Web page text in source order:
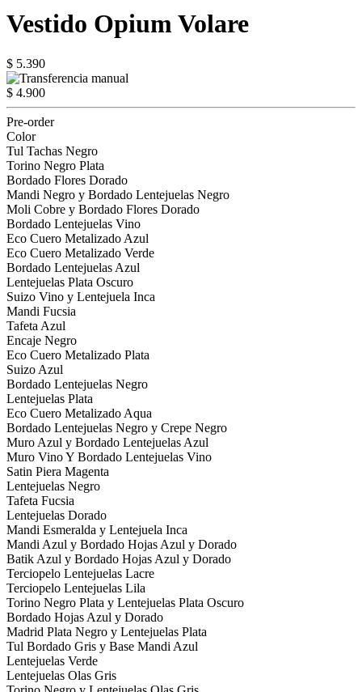
Vestido Opium Volare
$ 5.390
$ 4.900
Pre-order
Color
Tul Tachas Negro
Torino Negro Plata
Bordado Flores Dorado
Mandi Negro y Bordado Lentejuelas Negro
Moli Cobre y Bordado Flores Dorado
Bordado Lentejuelas Vino
Eco Cuero Metalizado Azul
Eco Cuero Metalizado Verde
Bordado Lentejuelas Azul
Lentejuelas Plata Oscuro
Suizo Vino y Lentejuela Inca
Mandi Fucsia
Tafeta Azul
Encaje Negro
Eco Cuero Metalizado Plata
Suizo Azul
Bordado Lentejuelas Negro
Lentejuelas Plata
Eco Cuero Metalizado Aqua
Bordado Lentejuelas Negro y Crepe Negro
Muro Azul y Bordado Lentejuelas Azul
Muro Vino Y Bordado Lentejuelas Vino
Satin Piera Magenta
Lentejuelas Negro
Tafeta Fucsia
Lentejuelas Dorado
Mandi Esmeralda y Lentejuela Inca
Mandi Azul y Bordado Hojas Azul y Dorado
Batik Azul y Bordado Hojas Azul y Dorado
Terciopelo Lentejuelas Lacre
Terciopelo Lentejuelas Lila
Torino Negro Plata y Lentejuelas Plata Oscuro
Bordado Hojas Azul y Dorado
Madrid Plata Negro y Lentejuelas Plata
Tul Bordado Gris y Base Mandi Azul
Lentejuelas Verde
Lentejuelas Olas Gris